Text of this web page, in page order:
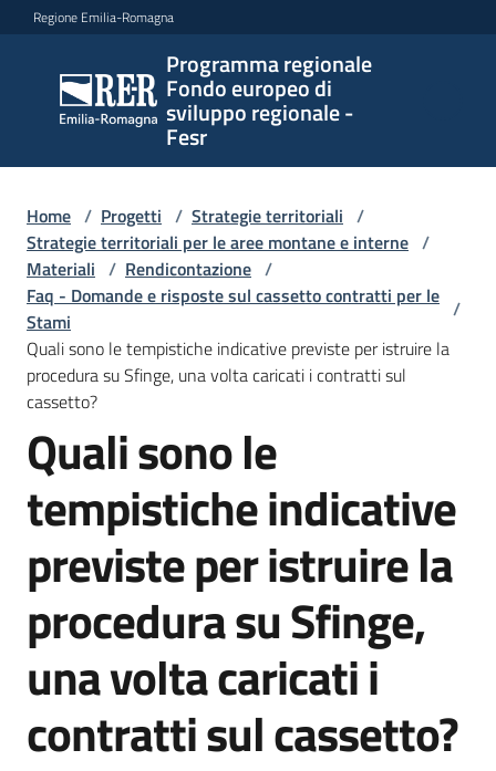
Vai al contenuto
Vai alla navigazione
Vai al footer
Regione Emilia-Romagna
Programma regionale
Fondo europeo di
sviluppo regionale -
Fesr
Programma
regionale
Fondo
europeo di
regionale -
Fesr
Novità
Programmi
e
Opportunità
Progetti
e
Menu selezionato
Home / Progetti / Strategie territoriali /
Strategie territoriali per le aree montane e interne /
Materiali / Rendicontazione /
Faq - Domande e risposte sul cassetto contratti per le
Stami
/
Quali sono le tempistiche indicative previste per istruire la
procedura su Sfinge, una volta caricati i contratti sul
cassetto?
Salta al contenuto
Quali sono le
tempistiche indicative
previste per istruire la
procedura su Sfinge,
una volta caricati i
contratti sul cassetto?